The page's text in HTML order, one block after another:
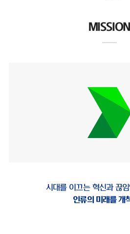
MISSION
시대를 이끄는 혁신과 끊
인류의 미래를 개